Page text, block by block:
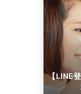
【LINE